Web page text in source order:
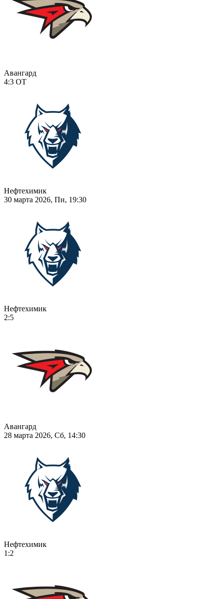
Авангард
4:3 ОТ
Нефтехимик
30 марта 2026, Пн, 19:30
Нефтехимик
2:5
Авангард
28 марта 2026, Сб, 14:30
Нефтехимик
1:2